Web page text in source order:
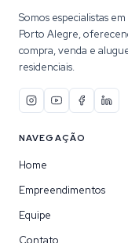
Somos especialistas
Porto Alegre,
compra, venda e
residenciais.
NAVEGAÇÃO
Home
Empreendimentos
Equipe
Contato